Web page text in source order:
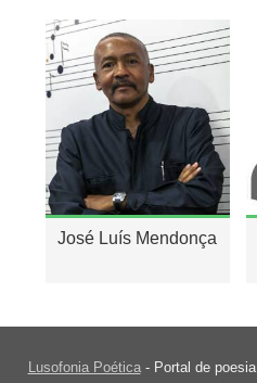
José Luís Mendonça
Lusofonia Poética- Portal de